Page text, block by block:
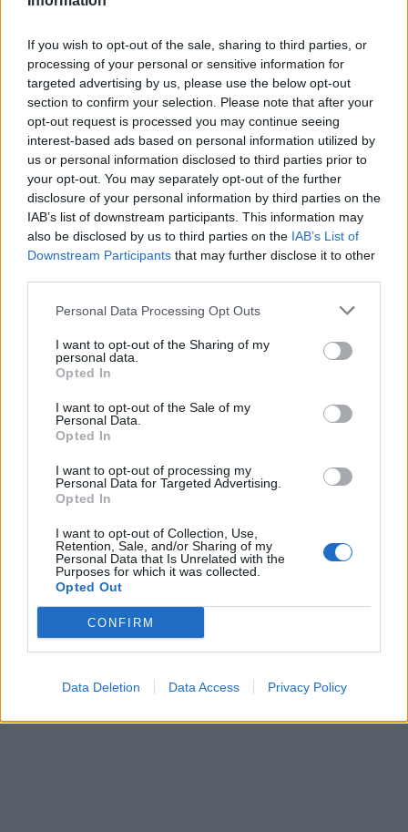
If you wish to opt-out of the sale, sharing to third parties, or
processing of your personal or sensitive information for
targeted advertising by us, please use the below opt-out
section to confirm your selection. Please note that after your
opt-out request is processed you may continue seeing
interest-based ads based on personal information utilized by
us or personal information disclosed to third parties prior to
your opt-out. You may separately opt-out of the further
disclosure of your personal information by third parties on the
IAB’s list of downstream participants. This information may
also be disclosed by us to third parties on the IAB’s List of
Downstream Participants that may further disclose it to other
Personal Data Processing Opt Outs
I want to opt-out of the Sharing of my
personal data.
Opted In
I want to opt-out of the Sale of my
Personal Data.
Opted In
I want to opt-out of processing my
Personal Data for Targeted Advertising.
Opted In
I want to opt-out of Collection, Use,
Retention, Sale, and/or Sharing of my
Personal Data that Is Unrelated with the
Purposes for which it was collected.
Opted Out
CONFIRM
Data Deletion Data Access Privacy Policy
Λίγο 3%
Ελάχιστα έως καθόλου 2%
ΔΓ/ΔΑ 9%
ΣΚΑΙ/PULSE
Στο ερώτημα «Με όσα γνωρίζετε μέχρι σήμερα,
πόσο σημαντικό θα λέγατε ότι είναι το θέμα
του ΟΠΕΚΕΠΕ» οι απαντήσεις που
ΣΚΑΙ/PULSE
Βλέπουμε δηλαδή πως οριζόντια οι πολίτες
σημαντικό ζήτημα. Αντίστοιχα, σημαντικό το
θεωρούν οι ψηφοφόροι όλων των κομμάτων
ακόμα και της ΝΔ.